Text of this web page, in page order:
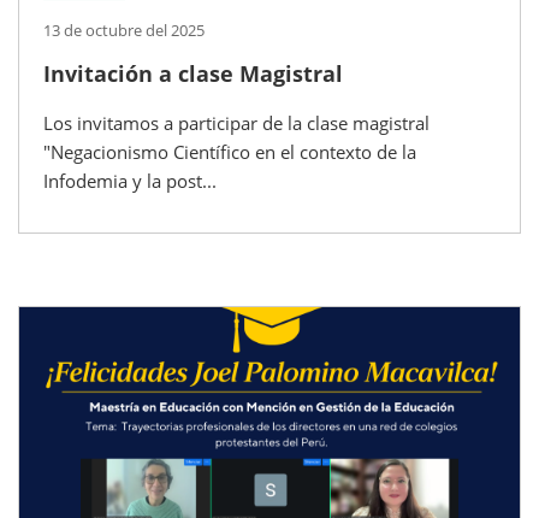
13 de octubre del 2025
Invitación a clase Magistral
Los invitamos a participar de la clase magistral
"Negacionismo Científico en el contexto de la
Infodemia y la post...